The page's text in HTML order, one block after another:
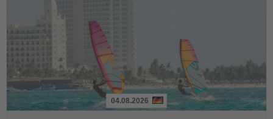
04.08.2026